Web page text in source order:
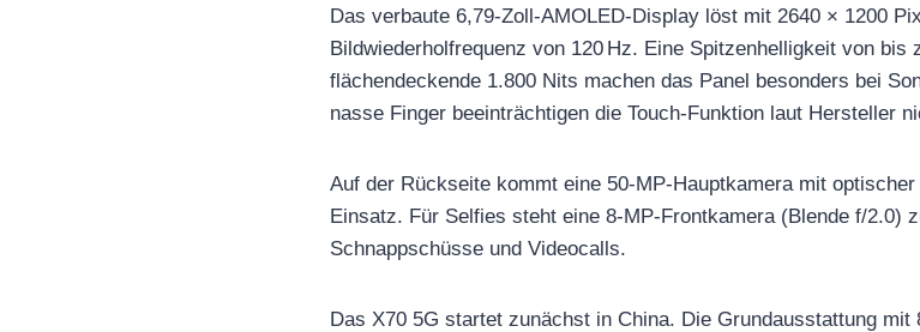
Das verbaute 6,79-Zoll-AMOLED-Display löst mit 2640 × 1200
Bildwiederholfrequenz von 120 Hz. Eine Spitzenhelligkeit von
flächendeckende 1.800 Nits machen das Panel besonders bei
nasse Finger beeinträchtigen die Touch-Funktion laut Hersteller
Auf der Rückseite kommt eine 50-MP-Hauptkamera mit
Einsatz. Für Selfies steht eine 8-MP-Frontkamera (Blende f/2.0)
Schnappschüsse und Videocalls.
Das X70 5G startet zunächst in China. Die Grundausstattung mit